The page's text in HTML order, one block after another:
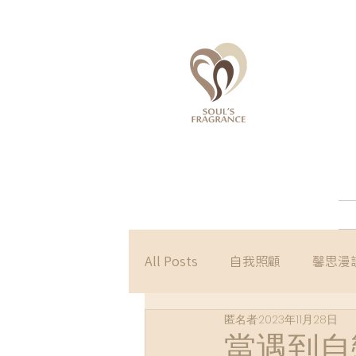
All Posts 自我照顧 馨思漫
匿名者2023年11月28日